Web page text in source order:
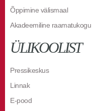
Õppimine välismaal
Akadeemiline raamatukogu
ÜLIKOOLIST
Pressikeskus
Linnak
E-pood